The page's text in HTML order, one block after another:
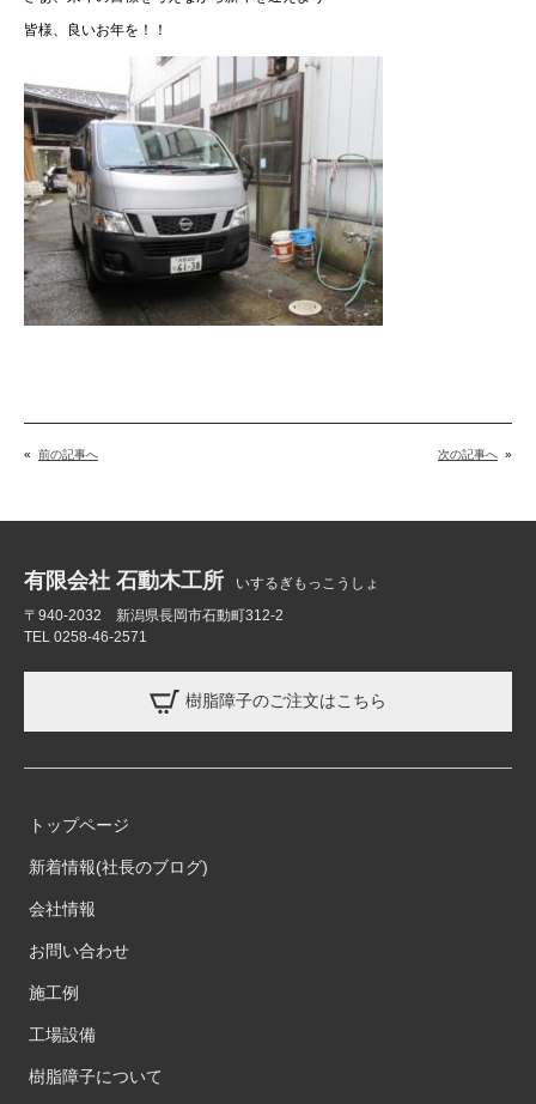
皆様、良いお年を！！
« 前の記事へ 次の記事へ »
有限会社 石動木工所
いするぎもっこうしょ
〒940-2032 新潟県長岡市石動町312-2
TEL 0258-46-2571
樹脂障子のご注文はこちら
トップページ
新着情報(社長のブログ)
会社情報
お問い合わせ
施工例
工場設備
樹脂障子について